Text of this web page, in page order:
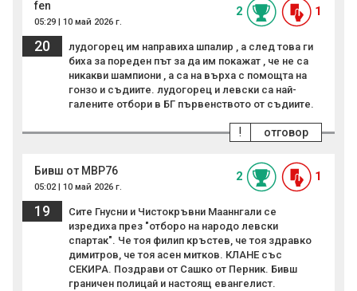
fen
05:29 | 10 май 2026 г.
2 1
20
лудогорец им направиха шпалир , а след това ги
биха за пореден път за да им покажат , че не са
никакви шампиони , а са на върха с помощта на
гонзо и съдиите. лудогорец и левски са най-
галените отбори в БГ първенството от съдиите.
отговор
!
Бивш от МВР76
05:02 | 10 май 2026 г.
2 1
19
Сите Гнусни и Чистокръвни Мааннгали се
изредиха през "отборо на народо левски
спартак". Че тоя филип кръстев, че тоя здравко
димитров, че тоя асен митков. КЛАНЕ със
СЕКИРА. Поздрави от Сашко от Перник. Бивш
граничен полицай и настоящ евангелист.